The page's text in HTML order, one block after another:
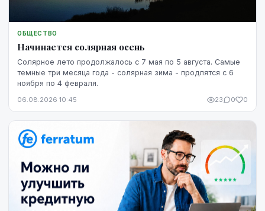
ОБЩЕСТВО
Начинается солярная осень
Солярное лето продолжалось с 7 мая по 5 августа. Самые
темные три месяца года - солярная зима - продлятся с 6
ноября по 4 февраля.
06.08.2026 10:45 23 0 0